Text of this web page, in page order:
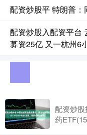
配资炒股平 特朗普
配资炒股入配资平台
募资25亿 又一杭州6
配资炒
药